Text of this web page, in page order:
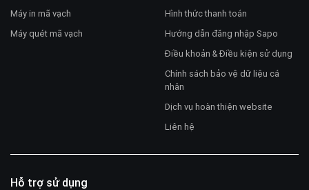
Máy in mã vạch
Máy quét mã vạch
Hình thức thanh toán
Hướng dẫn đăng nhập Sapo
Điều khoản & Điều kiện sử dụng
Chính sách bảo vệ dữ liệu cá
nhân
Dịch vụ hoàn thiện website
Liên hệ
Hỗ trợ sử dụng